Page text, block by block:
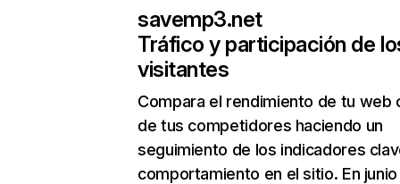
savemp3.net
Tráfico y participación de
visitantes
Compara el rendimiento de tu web
de tus competidores haciendo un
seguimiento de los indicadores
comportamiento en el sitio. En junio